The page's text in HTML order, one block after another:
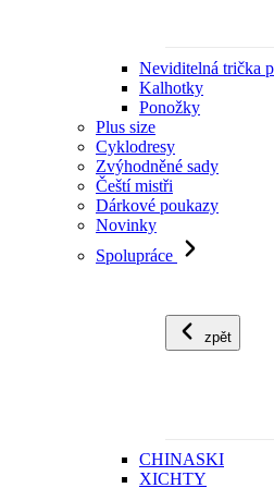
Neviditelná trička
Kalhotky
Ponožky
Plus size
Cyklodresy
Zvýhodněné sady
Čeští mistři
Dárkové poukazy
Novinky
Spolupráce
zpět
CHINASKI
XICHTY